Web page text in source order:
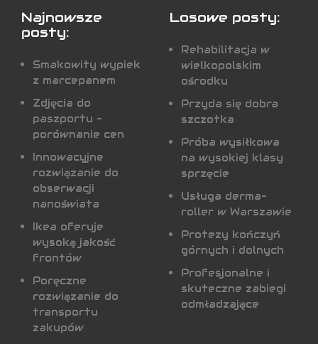
Najnowsze
posty:
Smakowity wypiek
z marcepanem
Zdjęcia do
paszportu -
porównanie cen
Innowacyjne
rozwiązanie do
obserwacji
nanoświata
Ikea oferuje
wysoką jakość
frontów
Poręczne
rozwiązanie do
transportu
zakupów
Losowe posty:
Rehabilitacja w
wielkopolskim
ośrodku
Przyda się dobra
szczotka
Próba wysiłkowa
na wysokiej klasy
sprzęcie
Usługa derma-
roller w Warszawie
Protezy kończyń
górnych i dolnych
Profesjonalne i
skuteczne zabiegi
odmładzające